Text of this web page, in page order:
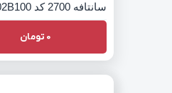
سانتافه 2700 کد 291202B100
0 تومان